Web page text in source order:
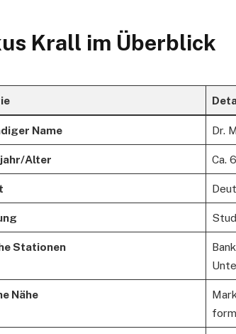
Krall im Überblick
Name Dr.
Alter Ca.
Stationen
Nähe